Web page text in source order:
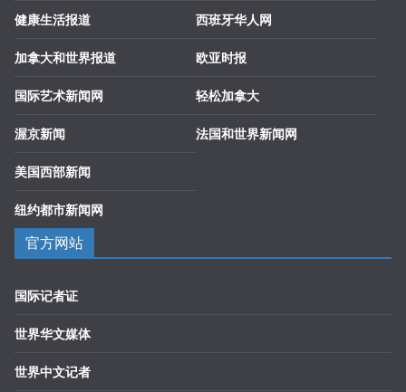
健康生活报道
加拿大和世界报道
国际艺术新闻网
渥京新闻
美国西部新闻
纽约都市新闻网
西班牙华人网
欧亚时报
轻松加拿大
法国和世界新闻网
官方网站
国际记者证
世界华文媒体
世界中文记者